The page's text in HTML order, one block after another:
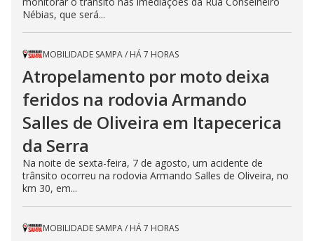
Nébias, que será...
MOBILIDADE SAMPA/ HÁ 7 HORAS
Atropelamento por moto deixa
feridos na rodovia Armando
Salles de Oliveira em Itapecerica
da Serra
Na noite de sexta-feira, 7 de agosto, um acidente de
trânsito ocorreu na rodovia Armando Salles de Oliveira, no
km 30, em...
MOBILIDADE SAMPA/ HÁ 7 HORAS